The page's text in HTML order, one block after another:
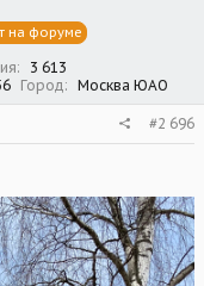
на форуме
3 613
Город Москва ЮАО
#2 696